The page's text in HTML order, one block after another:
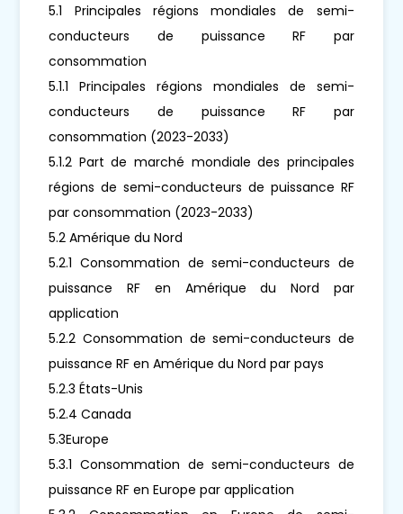
5.1 Principales régions mondiales de semi-
conducteurs de puissance RF par
consommation
5.1.1 Principales régions mondiales de semi-
conducteurs de puissance RF par
consommation (2023-2033)
5.1.2 Part de marché mondiale des principales
régions de semi-conducteurs de puissance RF
par consommation (2023-2033)
5.2 Amérique du Nord
5.2.1 Consommation de semi-conducteurs de
puissance RF en Amérique du Nord par
application
5.2.2 Consommation de semi-conducteurs de
puissance RF en Amérique du Nord par pays
5.2.3 États-Unis
5.2.4 Canada
5.3Europe
5.3.1 Consommation de semi-conducteurs de
puissance RF en Europe par application